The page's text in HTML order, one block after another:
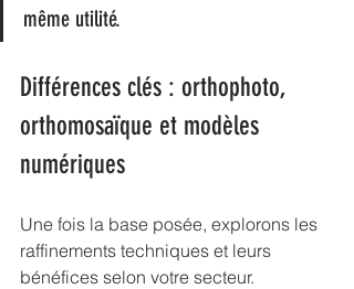
même utilité.
Différences clés : orthophoto,
orthomosaïque et modèles
numériques
Une fois la base posée, explorons les
raffinements techniques et leurs
bénéfices selon votre secteur.